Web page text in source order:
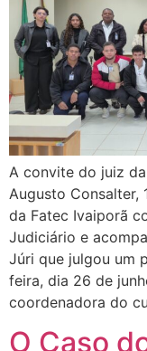
A convite do juiz
Augusto Consalter,
da Fatec Ivaiporã
Judiciário e
Júri que julgou um
feira, dia 26 de
coordenadora do
O Caso